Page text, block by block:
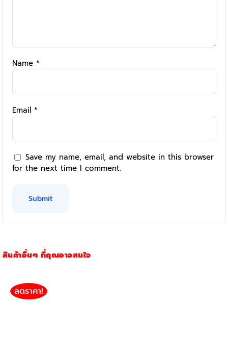
Name *
Email *
Save my name, email, and website in this browser
for the next time I comment.
สินค้าอื่นๆ ที่คุณอาจสนใจ
ลดราคา!